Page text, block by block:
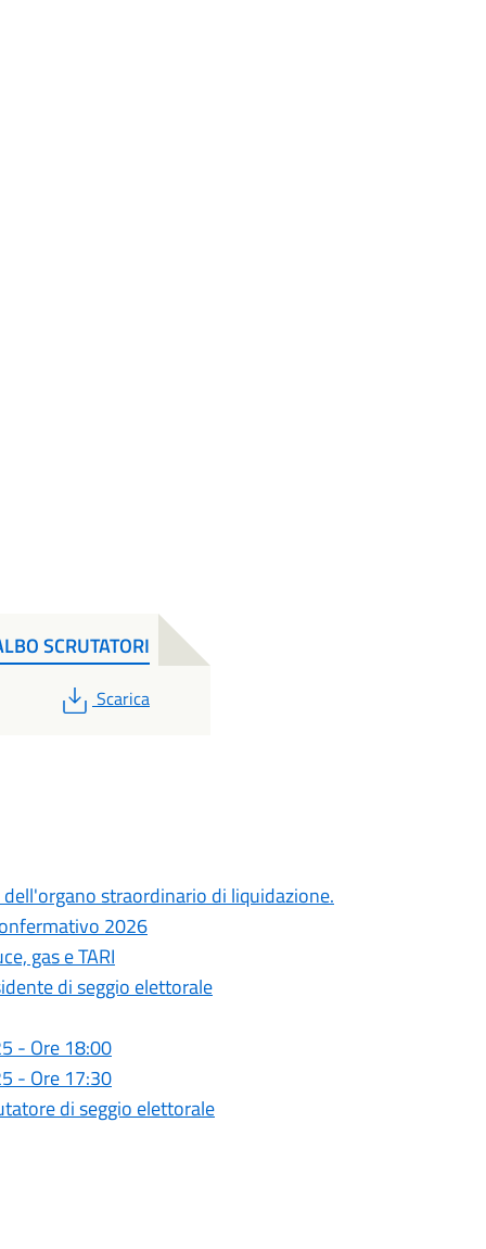
SCRUTATORI
PDF
Scarica
straordinario di liquidazione.
2026
gas e TARI
di seggio elettorale
- Ore 18:00
- Ore 17:30
di seggio elettorale